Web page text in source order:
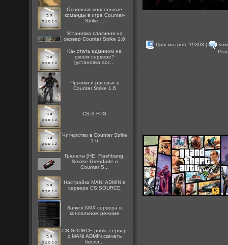
Основные консольные
команды в игре Counter-
Strike:...
Установка плагинов на
сервер Counter Strike 1.6
Как стать админом на
своём сервере?
[установка acc...
Прыжки и распрыг в
Counter Strike 1.6
CS:S FPS
Читерство в Counter Strike
1.6
Гранаты [HE, Flashbang,
Smoke Grendade в
Counter S...
Настройка MANI ADMIN в
сервере CS:SOURCE
Запуск AMX сервера в
консольном режиме
CS:SOURCE public сервер
с MANI ADMIN скачать
беспл...
Просмотров: 19303 |